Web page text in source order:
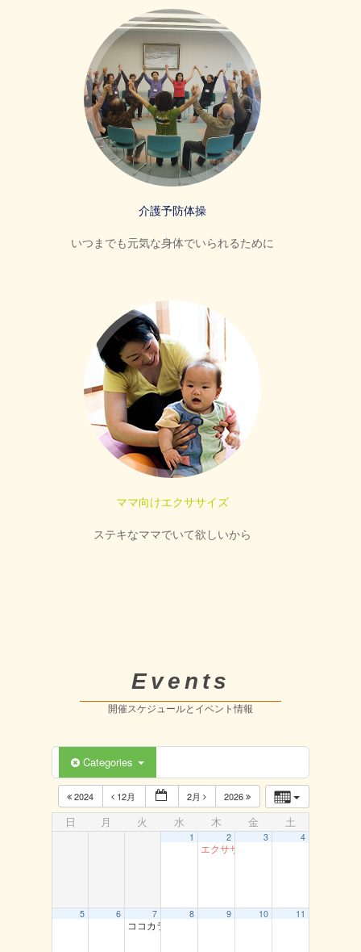
介護予防体操
いつまでも元気な身体でいられるために
ママ向けエクササイズ
ステキなママでいて欲しいから
Events
開催スケジュールとイベント情報
Categories
2024 12月 2月 2026
日 月 火 水 木 金 土
1 2
エクササイズ（岩美）
3 4
5 6 7
ココカラ運動教室（龍鳳閣）
8 9 10 11